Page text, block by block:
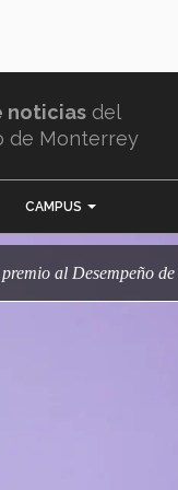
noticias del
de Monterrey
CAMPUS
premio al Desempeño